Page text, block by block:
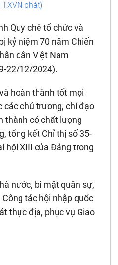
phát)
Quy chế tổ chức và
kỷ niệm 70 năm Chiến
dân Việt Nam
22/12/2024).
hoàn thành tốt mọi
các chủ trương, chỉ đạo
thành có chất lượng
tổng kết Chỉ thị số 35-
hội XIII của Đảng trong
nước, bí mật quân sự,
tác hội nhập quốc
thực địa, phục vụ Giao